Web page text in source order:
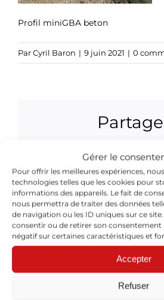
Gérer le
Pour offrir les meilleures expériences,
technologies telles que les cookies pour
informations des appareils. Le fait de
nous permettra de traiter des données
de navigation ou les ID uniques sur ce
consentir ou de retirer son consentement
négatif sur certaines caractéristiques et
Accepter
Refuser
Profil miniGBA beton
ParCyril Baron | 9 juin 2021 | 0
À propos de l'auteur :Cyril